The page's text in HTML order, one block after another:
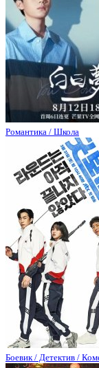
Романтика / Школа
Боевик / Детектив /